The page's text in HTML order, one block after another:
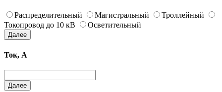
Распределительный Магистральный
Троллейный
Токопровод до 10 кВ
Осветительный
Далее
Ток, А
Далее